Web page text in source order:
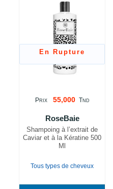
En Rupture
PRIX 55,000 TND
RoseBaie
Shampoing à l’extrait de
Caviar et à la Kératine 500
Ml
Tous types de cheveux